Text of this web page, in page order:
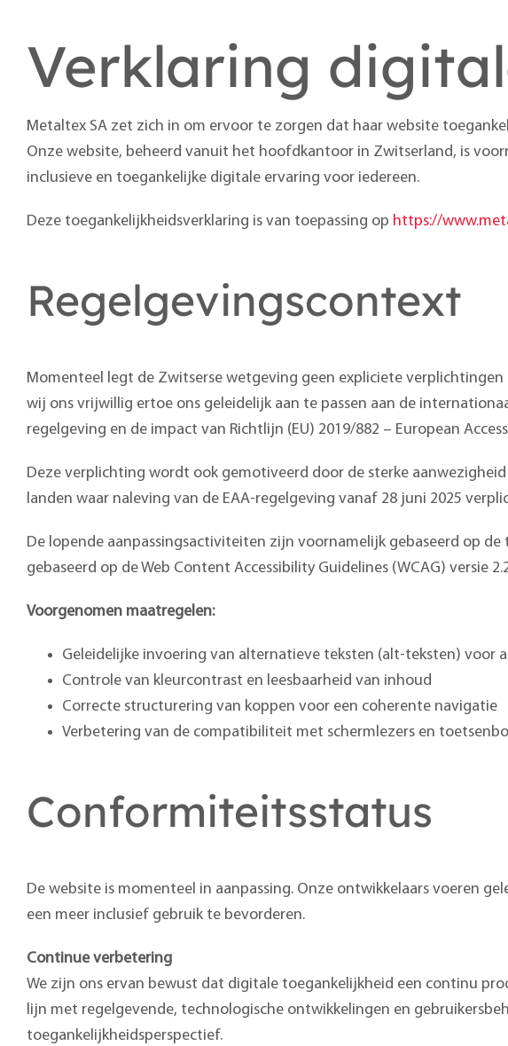
Verklaring
Metaltex SA zet zich in om ervoor te zorgen dat haar website
Onze website, beheerd vanuit het hoofdkantoor in Zwitserland, is
inclusieve en toegankelijke digitale ervaring voor iedereen.
Deze toegankelijkheidsverklaring is van toepassing op https://
Regelgevingscontext
Momenteel legt de Zwitserse wetgeving geen expliciete
wij ons vrijwillig ertoe ons geleidelijk aan te passen aan de
regelgeving en de impact van Richtlijn (EU) 2019/882 – European
Deze verplichting wordt ook gemotiveerd door de sterke
landen waar naleving van de EAA-regelgeving vanaf 28 juni 2025
De lopende aanpassingsactiviteiten zijn voornamelijk gebaseerd op
gebaseerd op de Web Content Accessibility Guidelines (WCAG) versie
Voorgenomen maatregelen:
Geleidelijke invoering van alternatieve teksten (alt-teksten) voor
Controle van kleurcontrast en leesbaarheid van inhoud
Correcte structurering van koppen voor een coherente navigatie
Verbetering van de compatibiliteit met schermlezers en
Conformiteitsstatus
De website is momenteel in aanpassing. Onze ontwikkelaars voeren
een meer inclusief gebruik te bevorderen.
Continue verbetering
We zijn ons ervan bewust dat digitale toegankelijkheid een continu
lijn met regelgevende, technologische ontwikkelingen en
toegankelijkheidsperspectief.